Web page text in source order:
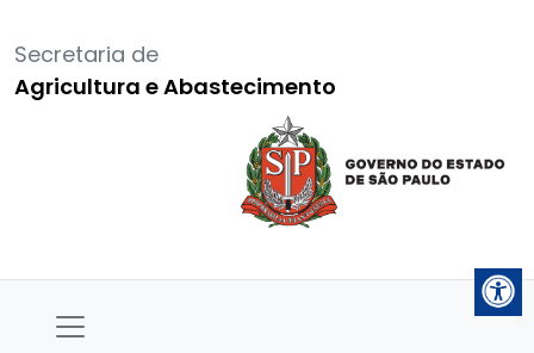
Secretaria de
Agricultura e Abastecimento